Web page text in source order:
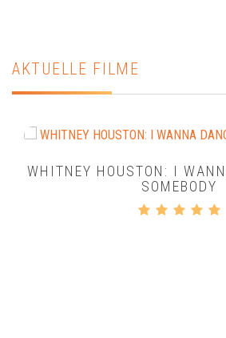
AKTUELLE FILME
WHITNEY HOUSTON: I
SOMEBODY